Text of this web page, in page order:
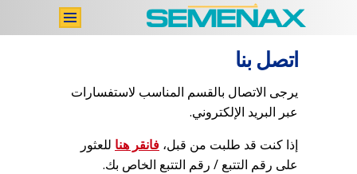
اتصل بنا
تقييمات المستخدمين
دراسات طبِّيَّة
اتصل بنا
يرجى الاتصال بالقسم المناسب لاستفسارات
عبر البريد الإلكتروني.
إذا كنت قد طلبت من قبل، فانقر هنا للعثور
على رقم التتبع / رقم التتبع الخاص بك.